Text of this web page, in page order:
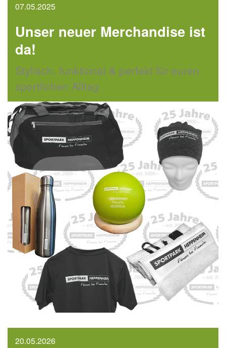
07.05.2025
Unser neuer Merchandise ist
da!
Stylisch, funktional & perfekt für euren
sportlichen Alltag
20.05.2026